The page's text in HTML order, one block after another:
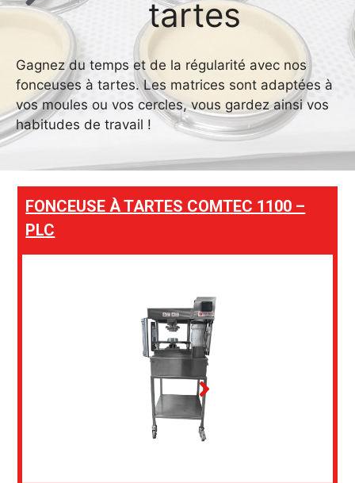
tartes
Gagnez du temps et de la régularité avec nos
fonceuses à tartes. Les matrices sont adaptées à
vos moules ou vos cercles, vous gardez ainsi vos
habitudes de travail !
FONCEUSE À TARTES COMTEC 1100 –
PLC